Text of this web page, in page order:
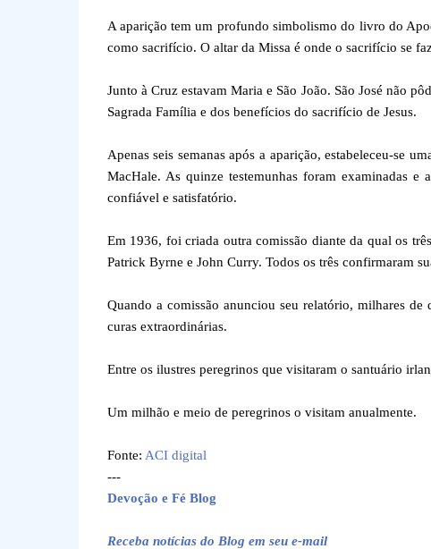
A aparição tem um profundo simbolismo do livro do
como sacrifício. O altar da Missa é onde o sacrifício se
Junto à Cruz estavam Maria e São João. São José não
Sagrada Família e dos benefícios do sacrifício de Jesus.
Apenas seis semanas após a aparição, estabeleceu-se
MacHale. As quinze testemunhas foram examinadas
confiável e satisfatório.
Em 1936, foi criada outra comissão diante da qual os
Patrick Byrne e John Curry. Todos os três confirmaram
Quando a comissão anunciou seu relatório, milhares
curas extraordinárias.
Entre os ilustres peregrinos que visitaram o santuário
Um milhão e meio de peregrinos o visitam anualmente.
Fonte: ACI digital
---
Devoção e Fé Blog
Receba notícias do Blog em seu e-mail